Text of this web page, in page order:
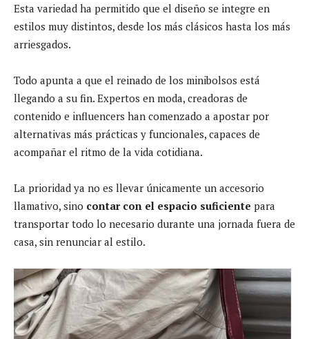
Esta variedad ha permitido que el diseño se integre en
estilos muy distintos, desde los más clásicos hasta los más
arriesgados.
Todo apunta a que el reinado de los minibolsos está
llegando a su fin. Expertos en moda, creadoras de
contenido e influencers han comenzado a apostar por
alternativas más prácticas y funcionales, capaces de
acompañar el ritmo de la vida cotidiana.
La prioridad ya no es llevar únicamente un accesorio
llamativo, sino contar con el espacio suficiente para
transportar todo lo necesario durante una jornada fuera de
casa, sin renunciar al estilo.